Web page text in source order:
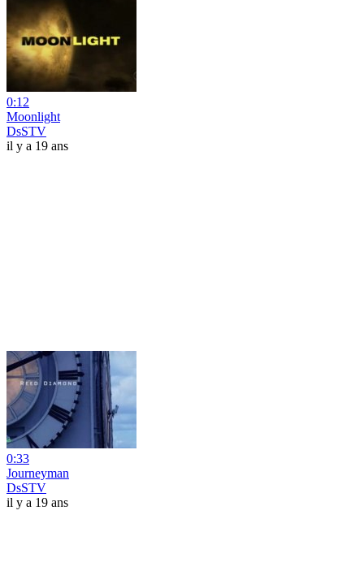
0:12
Moonlight
DsSTV
il y a 19 ans
0:33
Journeyman
DsSTV
il y a 19 ans